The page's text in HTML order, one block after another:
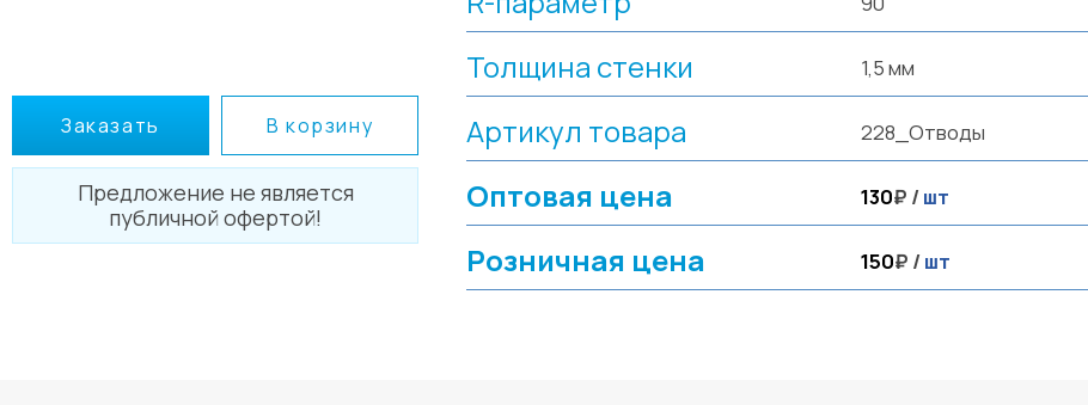
Заказать В корзину
Предложение не является
публичной офертой!
Толщина стенки 1,5 мм
Артикул товара 228_Отводы
Оптовая цена 130₽ /шт
Розничная цена 150₽ /шт